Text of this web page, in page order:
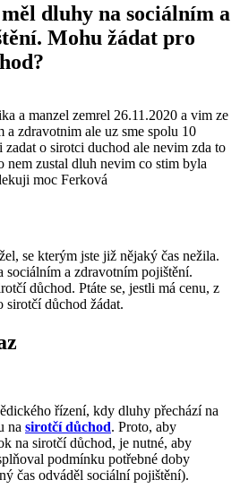
dluhy na sociálním a
Mohu žádat pro
a manzel zemrel 26.11.2020 a vim ze
a zdravotnim ale uz sme spolu 10
o sirotci duchod ale nevim zda to
nem zustal dluh nevim co stim byla
moc Ferková
se kterým jste již nějaký čas nežila.
sociálním a zdravotním pojištění.
důchod. Ptáte se, jestli má cenu, z
sirotčí důchod žádat.
řízení, kdy dluhy přechází na
na sirotčí důchod. Proto, aby
na sirotčí důchod, je nutné, aby
podmínku potřebné doby
čas odváděl sociální pojištění).